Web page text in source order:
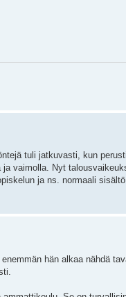
tuli jatkuvasti, kun
vaimolla. Nyt
ja ns. normaali
hän alkaa nähdä